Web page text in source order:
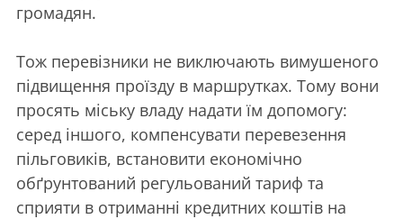
громадян.
Тож перевізники не виключають вимушеного
підвищення проїзду в маршрутках. Тому вони
просять міську владу надати їм допомогу:
серед іншого, компенсувати перевезення
пільговиків, встановити економічно
обґрунтований регульований тариф та
сприяти в отриманні кредитних коштів на